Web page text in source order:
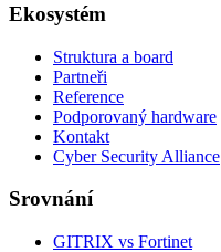
Ekosystém
Struktura a board
Partneři
Reference
Podporovaný hardware
Kontakt
Cyber Security Alliance
Srovnání
GITRIX vs Fortinet